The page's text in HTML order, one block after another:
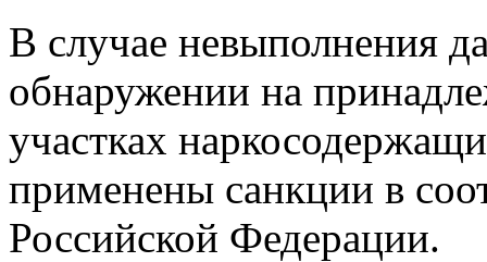
В случае невыполнения
обнаружении на
участках
применены санкции в
Российской Федерации.